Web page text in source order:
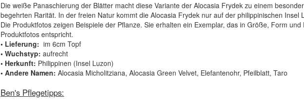
Die weiße Panaschierung der Blätter macht diese Variante der Alocasia Frydek zu einem
begehrten Rarität. In der freien Natur kommt die Alocasia Frydek nur auf der philippinischen Insel
Die Produktfotos zeigen Beispiele der Pflanze. Sie erhalten ein Exemplar, das in Größe, Form
Produktfotos entspricht.
• Lieferung: im 6cm Topf
• Wuchstyp: aufrecht
• Herkunft: Philippinen (Insel Luzon)
• Andere Namen: Alocasia Micholitziana, Alocasia Green Velvet, Elefantenohr, Pfeilblatt, Taro
Ben's Pflegetipps: